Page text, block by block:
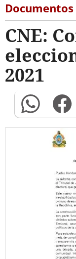
Documentos
CNE:
2021